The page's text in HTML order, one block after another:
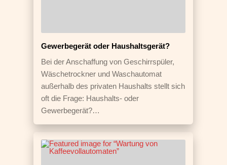
Gewerbegerät oder Haushaltsgerät?
Bei der Anschaffung von Geschirrspüler,
Wäschetrockner und Waschautomat
außerhalb des privaten Haushalts stellt sich
oft die Frage: Haushalts- oder
Gewerbegerät?…